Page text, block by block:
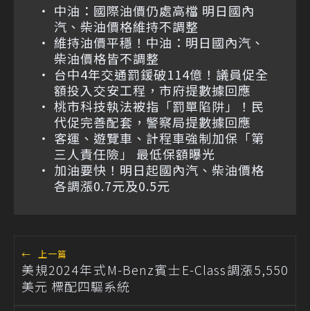
中油：國際油價仍處高檔 明日國內
汽、柴油價格維持不調整
維持油價平穩！中油：明日國內汽、
柴油價格皆不調整
台中4年交通罰鍰破114億！議員促全
額投入交安工程，市府提數據回應
桃市科技執法被指「罰單陷阱」！民
代促完善配套，警察局提數據回應
客運、遊覽車、計程車強制加保「第
三人責任險」 最低保額曝光
加油要快！明日起國內汽、柴油價格
各調漲0.7元及0.5元
← 上一篇
美規2024年式M-Benz賓士E-Class調漲5,550
美元 標配四驅系統